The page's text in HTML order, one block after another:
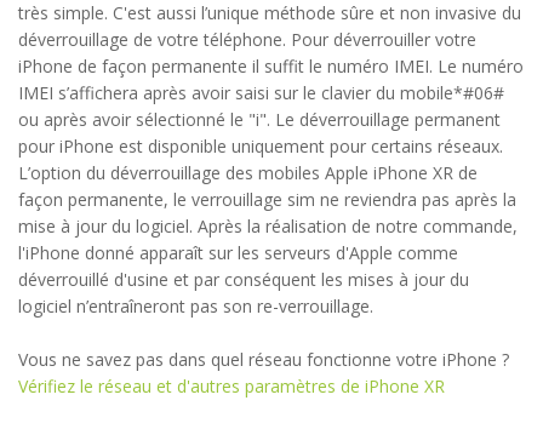
très simple. C'est aussi l’unique méthode sûre et non invasive du
déverrouillage de votre téléphone. Pour déverrouiller votre
iPhone de façon permanente il suffit le numéro IMEI. Le numéro
IMEI s’affichera après avoir saisi sur le clavier du mobile*#06#
ou après avoir sélectionné le "i". Le déverrouillage permanent
pour iPhone est disponible uniquement pour certains réseaux.
L’option du déverrouillage des mobiles Apple iPhone XR de
façon permanente, le verrouillage sim ne reviendra pas après la
mise à jour du logiciel. Après la réalisation de notre commande,
l'iPhone donné apparaît sur les serveurs d'Apple comme
déverrouillé d'usine et par conséquent les mises à jour du
logiciel n’entraîneront pas son re-verrouillage.
Vous ne savez pas dans quel réseau fonctionne votre iPhone ?
Vérifiez le réseau et d'autres paramètres de iPhone XR